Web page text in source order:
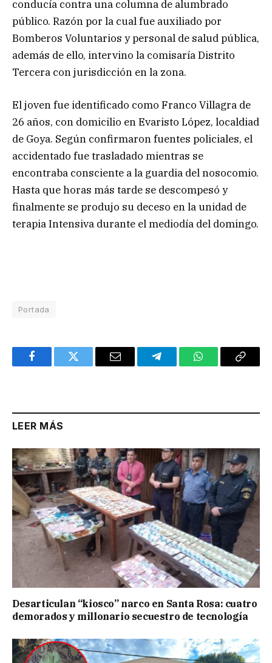
conducía contra una columna de alumbrado
público. Razón por la cual fue auxiliado por
Bomberos Voluntarios y personal de salud pública,
además de ello, intervino la comisaría Distrito
Tercera con jurisdicción en la zona.
El joven fue identificado como Franco Villagra de
26 años, con domicilio en Evaristo López, localdiad
de Goya. Según confirmaron fuentes policiales, el
accidentado fue trasladado mientras se
encontraba consciente a la guardia del nosocomio.
Hasta que horas más tarde se descompesó y
finalmente se produjo su deceso en la unidad de
terapia Intensiva durante el mediodía del domingo.
Portada
FacebookTwitter Email TelegramWhatsAppCopy
LEER MÁS
Desarticulan “kiosco” narco en Santa Rosa: cuatro
demorados y millonario secuestro de tecnología